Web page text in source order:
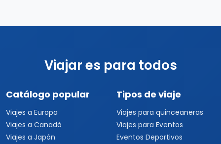
Viajar es para todos
Catálogo popular
Viajes a Europa
Viajes a Canadá
Viajes a Japón
Tipos de viaje
Viajes para quinceaneras
Viajes para Eventos
Eventos Deportivos